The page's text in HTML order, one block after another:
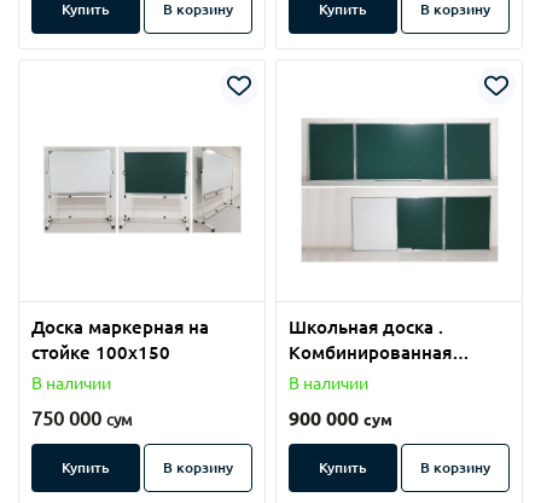
Купить В корзину Купить В корзину
Доска маркерная на
стойке 100х150
В наличии
750 000 сум
Купить В корзину
Школьная доска .
Комбинированная
100х300.
В наличии
900 000 сум
Купить В корзину